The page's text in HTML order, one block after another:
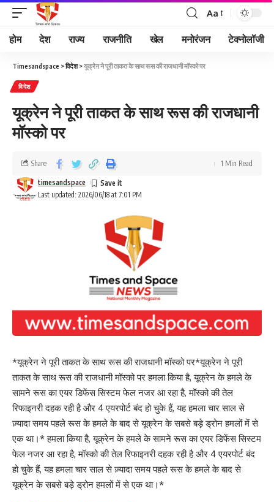
Aa
होम देश राज्य राजनीति खेल मनोरंजन टेक्नोलॉजी
Timesandspace >विदेश>यूक्रेन ने पूरी ताकत के साथ रूस की राजधानी मॉस्को पर
विदेश
यूक्रेन ने पूरी ताकत के साथ रूस की राजधानी
मॉस्को पर
Last updated: 2026/06/18 at 7:01 PM
timesandspace
Share 1 Min Read
*यूक्रेन ने पूरी ताकत के साथ रूस की राजधानी मॉस्को पर*यूक्रेन ने पूरी
ताकत के साथ रूस की राजधानी मॉस्को पर हमला किया है, यूक्रेन के हमले के
सामने रूस का एयर डिफेंस सिस्टम फेल नजर आ रहा है, मॉस्को की तेल
रिफाइनरी दहक रही है और 4 एयरपोर्ट बंद हो चुके हैं, यह हमला चार साल से
ज़्यादा समय पहले रूस के हमले के बाद से यूक्रेन के सबसे बड़े ड्रोन हमलों में से
एक था।* हमला किया है, यूक्रेन के हमले के सामने रूस का एयर डिफेंस सिस्टम
फेल नजर आ रहा है, मॉस्को की तेल रिफाइनरी दहक रही है और 4 एयरपोर्ट बंद
हो चुके हैं, यह हमला चार साल से ज़्यादा समय पहले रूस के हमले के बाद से
यूक्रेन के सबसे बड़े ड्रोन हमलों में से एक था।*